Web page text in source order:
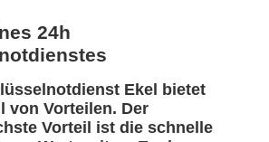
24h
Ekel bietet
von Vorteilen. Der
Vorteil ist die schnelle